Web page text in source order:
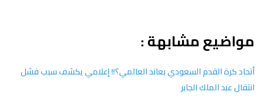
مواضيع مشابهة :
أتحاد كرة القدم السعودي بعاند العالمي؟!! إعلامي يكشف سبب فشل
انتقال عبد الملك الجابر